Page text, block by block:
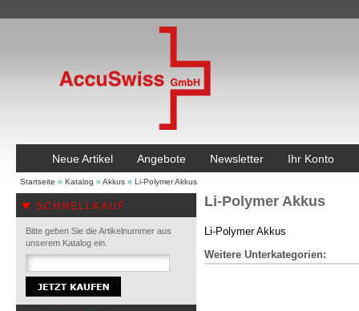
Neue Artikel Angebote Newsletter Ihr Konto
Startseite » Katalog » Akkus » Li-Polymer Akkus
SCHNELLKAUF
Bitte geben Sie die Artikelnummer aus
unserem Katalog ein.
Li-Polymer Akkus
Li-Polymer Akkus
Weitere Unterkategorien: